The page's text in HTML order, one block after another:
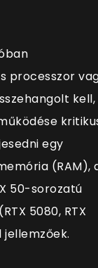
processzor
kell,
egy
(RAM),
50-sorozatú
5080, RTX